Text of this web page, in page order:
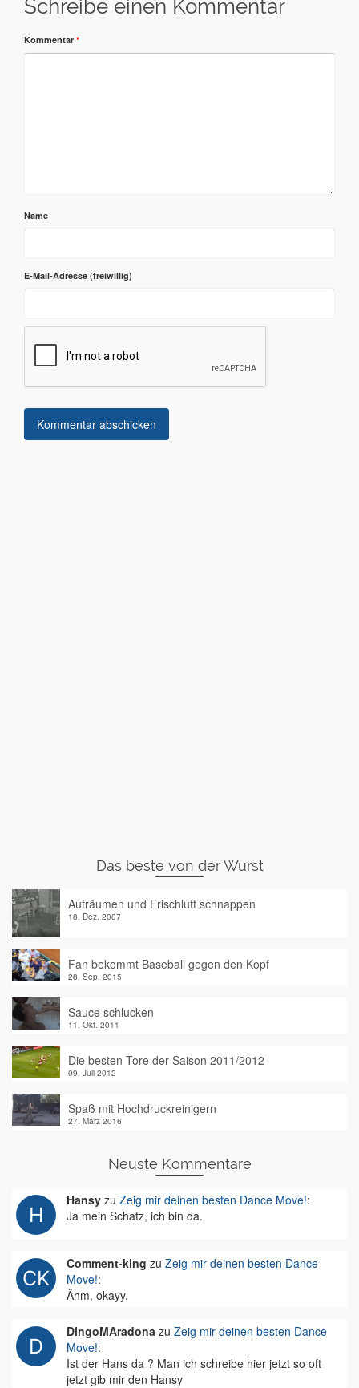
Schreibe einen Kommentar
Kommentar *
Name
E-Mail-Adresse
Das beste von der Wurst
Aufräumen und Frischluft schnappen
18. Dez. 2007
Fan bekommt Baseball gegen den Kopf
28. Sep. 2015
Sauce schlucken
11. Okt. 2011
Die besten Tore der Saison 2011/2012
09. Juli 2012
Spaß mit Hochdruckreinigern
27. März 2016
Neuste Kommentare
Hansy zu Zeig mir deinen besten Dance Move!:
Ja mein Schatz, ich bin da.
Comment-king zu Zeig mir deinen besten Dance
Move!:
Ähm, okayy.
DingoMAradona zu Zeig mir deinen besten Dance
Move!:
Ist der Hans da ? Man ich schreibe hier jetzt so oft
jetzt gib mir den Hansy